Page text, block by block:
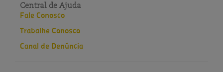
Central de Ajuda
Fale Conosco
Trabalhe Conosco
Canal de Denúncia